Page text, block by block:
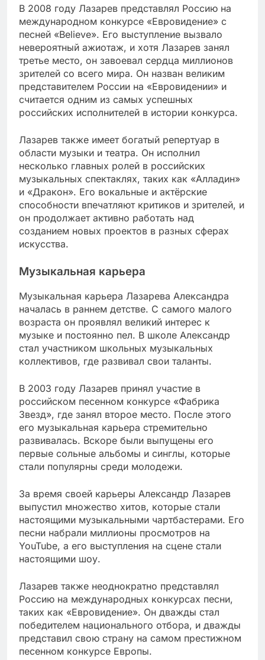
В 2008 году Лазарев представлял Россию на
международном конкурсе «Евровидение» с
песней «Believe». Его выступление вызвало
невероятный ажиотаж, и хотя Лазарев занял
третье место, он завоевал сердца миллионов
зрителей со всего мира. Он назван великим
представителем России на «Евровидении» и
считается одним из самых успешных
российских исполнителей в истории конкурса.
Лазарев также имеет богатый репертуар в
области музыки и театра. Он исполнил
несколько главных ролей в российских
музыкальных спектаклях, таких как «Алладин»
и «Дракон». Его вокальные и актёрские
способности впечатляют критиков и зрителей, и
он продолжает активно работать над
созданием новых проектов в разных сферах
искусства.
Музыкальная карьера
Музыкальная карьера Лазарева Александра
началась в раннем детстве. С самого малого
возраста он проявлял великий интерес к
музыке и постоянно пел. В школе Александр
стал участником школьных музыкальных
коллективов, где развивал свои таланты.
В 2003 году Лазарев принял участие в
российском песенном конкурсе «Фабрика
Звезд», где занял второе место. После этого
его музыкальная карьера стремительно
развивалась. Вскоре были выпущены его
первые сольные альбомы и синглы, которые
стали популярны среди молодежи.
За время своей карьеры Александр Лазарев
выпустил множество хитов, которые стали
настоящими музыкальными чартбастерами. Его
песни набрали миллионы просмотров на
YouTube, а его выступления на сцене стали
настоящими шоу.
Лазарев также неоднократно представлял
Россию на международных конкурсах песни,
таких как «Евровидение». Он дважды стал
победителем национального отбора, и дважды
представил свою страну на самом престижном
песенном конкурсе Европы.